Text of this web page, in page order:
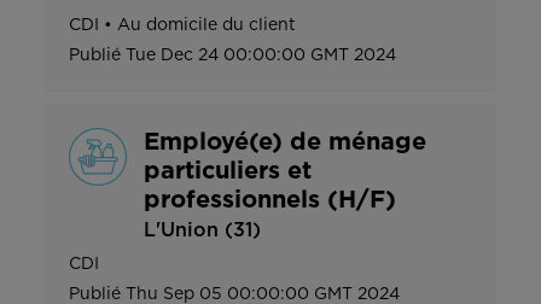
CDI • Au domicile du client
Publié
Tue Dec 24 00:00:00 GMT 2024
Employé(e) de ménage
particuliers et
professionnels (H/F)
L'Union (31)
CDI
Publié
Thu Sep 05 00:00:00 GMT 2024